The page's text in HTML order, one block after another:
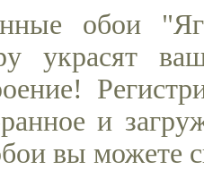
обои
украсят
и
вы можете